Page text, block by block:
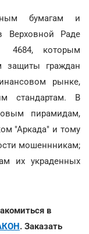
бумагам и
Верховной Раде
4684, которым
защиты граждан
рынке,
стандартам. В
пирамидам,
"Аркада" и тому
мошеннникам;
их украденных
в
. Заказать